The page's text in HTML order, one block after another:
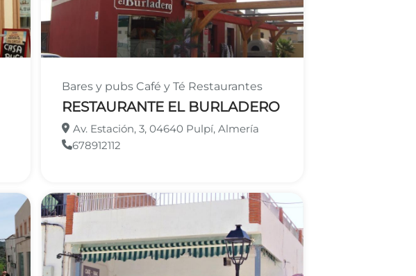
Bares y pubs Café y Té Restaurantes
RESTAURANTE EL BURLADERO
Av. Estación, 3, 04640 Pulpí, Almería
678912112